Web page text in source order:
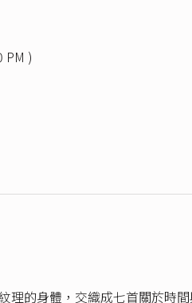
PM )
理的身體，交織成七首關於時間